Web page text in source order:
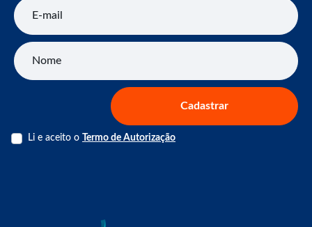
E-mail
Nome
Cadastrar
Li e aceito o Termo de Autorização